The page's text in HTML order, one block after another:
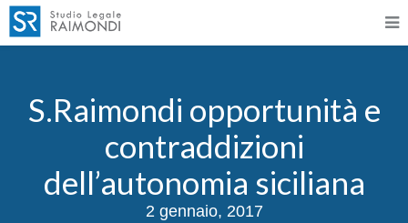
S.Raimondi opportunità e
contraddizioni
dell’autonomia siciliana
2 gennaio, 2017